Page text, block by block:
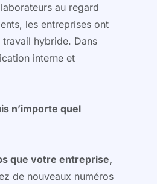
au regard
les entreprises ont
hybride. Dans
interne et
n’importe quel
que votre entreprise,
de nouveaux numéros